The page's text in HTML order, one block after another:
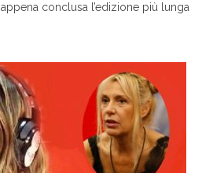
conclusa l’edizione più lunga